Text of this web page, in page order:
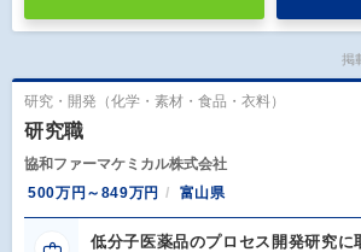
掲
研究・開発（化学・素材・食品・衣料）
研究職
協和ファーマケミカル株式会社
500万円～849万円
富山県
低分子医薬品のプロセス開発研究に